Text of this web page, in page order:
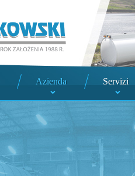
Azienda Servizi